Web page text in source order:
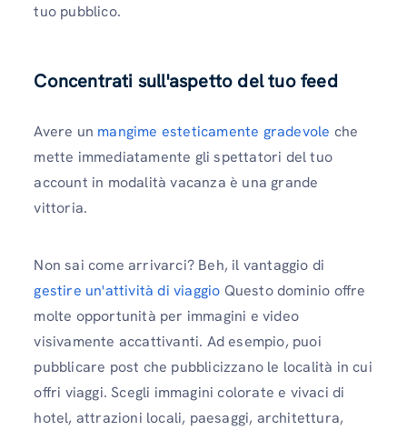
tuo pubblico.
Concentrati sull'aspetto del tuo feed
Avere un mangime esteticamente gradevole che
mette immediatamente gli spettatori del tuo
account in modalità vacanza è una grande
vittoria.
Non sai come arrivarci? Beh, il vantaggio di
gestire un'attività di viaggio Questo dominio offre
molte opportunità per immagini e video
visivamente accattivanti. Ad esempio, puoi
pubblicare post che pubblicizzano le località in cui
offri viaggi. Scegli immagini colorate e vivaci di
hotel, attrazioni locali, paesaggi, architettura,